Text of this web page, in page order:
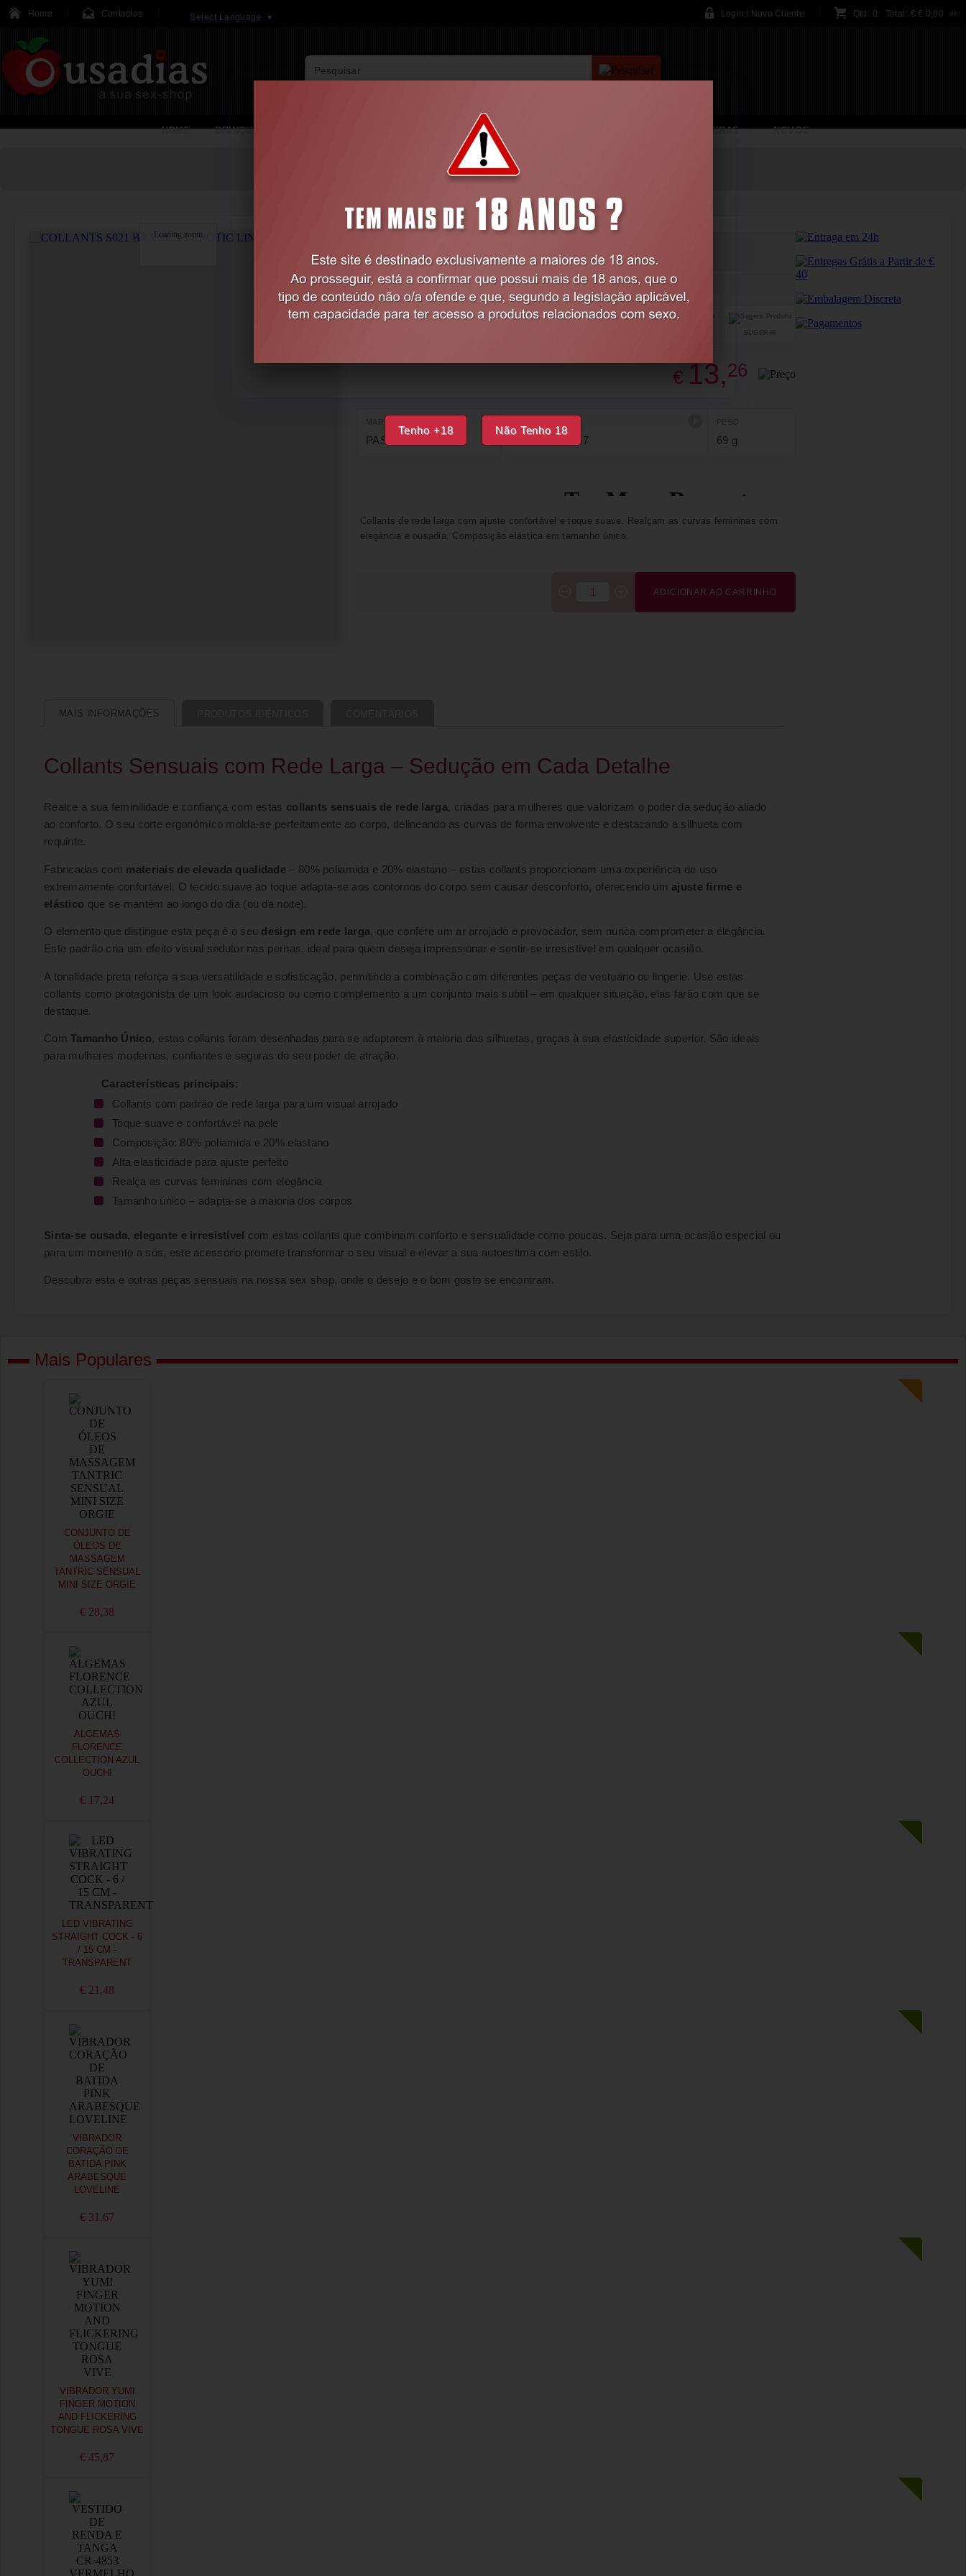
Tenho +18 Não Tenho 18
Home Contactos Select Language ▼ Login / Novo Cliente Qtd: 0 Total: €€ 0,00
HOME BRINQUEDOS LINGERIE BRINCADEIRAS NOVOS
Feminina
Loading zoom
COLLANTS S021 BRANCAS EROTIC LINE PASSION
Código: EX51664
SUGERIR
€ 13,26
PASSION 5908305948957 69 g
Collants de rede larga com ajuste confortável e toque suave. Realçam as curvas femininas com
elegância e ousadia. Composição elástica em tamanho único.
ADICIONAR AO CARRINHO
MAIS INFORMAÇÕES
Collants Sensuais com Rede Larga – Sedução em Cada Detalhe
Realce a sua feminilidade e confiança com estas collants sensuais de rede larga, criadas para mulheres que valorizam o poder da sedução aliado
ao conforto. O seu corte ergonómico molda-se perfeitamente ao corpo, delineando as curvas de forma envolvente e destacando a silhueta com
requinte.
Fabricadas com materiais de elevada qualidade – 80% poliamida e 20% elastano – estas collants proporcionam uma experiência de uso
extremamente confortável. O tecido suave ao toque adapta-se aos contornos do corpo sem causar desconforto, oferecendo um ajuste firme e
elástico que se mantém ao longo do dia (ou da noite).
O elemento que distingue esta peça é o seu design em rede larga, que confere um ar arrojado e provocador, sem nunca comprometer a elegância.
Este padrão cria um efeito visual sedutor nas pernas, ideal para quem deseja impressionar e sentir-se irresistível em qualquer ocasião.
A tonalidade preta reforça a sua versatilidade e sofisticação, permitindo a combinação com diferentes peças de vestuário ou lingerie. Use estas
collants como protagonista de um look audacioso ou como complemento a um conjunto mais subtil – em qualquer situação, elas farão com que se
destaque.
ComTamanho Único, estas collants foram desenhadas para se adaptarem à maioria das silhuetas, graças à sua elasticidade superior. São ideais
para mulheres modernas, confiantes e seguras do seu poder de atração.
Características principais:
Collants com padrão de rede larga para um visual arrojado
Toque suave e confortável na pele
Composição: 80% poliamida e 20% elastano
Alta elasticidade para ajuste perfeito
Realça as curvas femininas com elegância
Tamanho único – adapta-se à maioria dos corpos
Sinta-se ousada, elegante e irresistível com estas collants que combinam conforto e sensualidade como poucas. Seja para uma ocasião especial ou
para um momento a sós, este acessório promete transformar o seu visual e elevar a sua autoestima com estilo.
Descubra esta e outras peças sensuais na nossa sex shop, onde o desejo e o bom gosto se encontram.
Mais Populares
CONJUNTO DE
ÓLEOS DE
MASSAGEM
TANTRIC SENSUAL
MINI SIZE ORGIE
€ 28,38
ALGEMAS
FLORENCE
COLLECTION AZUL
OUCH!
€ 17,24
LED VIBRATING
STRAIGHT COCK - 6
/ 15 CM -
TRANSPARENT
€ 21,48
VIBRADOR
CORAÇÃO DE
BATIDA PINK
ARABESQUE
LOVELINE
€ 31,67
VIBRADOR YUMI
FINGER MOTION
AND FLICKERING
TONGUE ROSA VIVE
€ 45,87